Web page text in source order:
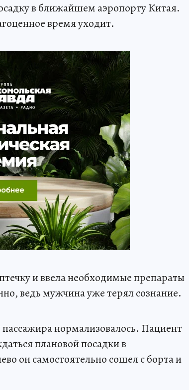
в ближайшем аэропорту Китая.
время уходит.
и ввела необходимые препараты
ведь мужчина уже терял сознание.
пассажира нормализовалось. Пациент
плановой посадки в
он самостоятельно сошел с борта и